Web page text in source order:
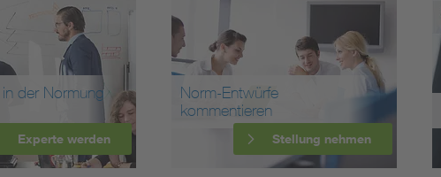
der Normung
Experte werden
Norm-Entwürfe
kommentieren
Stellung nehmen